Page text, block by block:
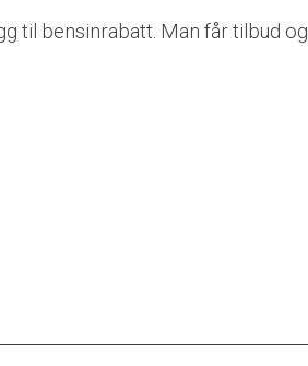
til bensinrabatt. Man får tilbud og